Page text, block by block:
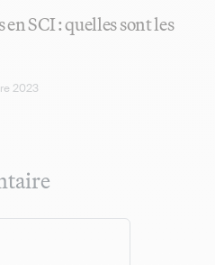
SCI : quelles sont les
2023